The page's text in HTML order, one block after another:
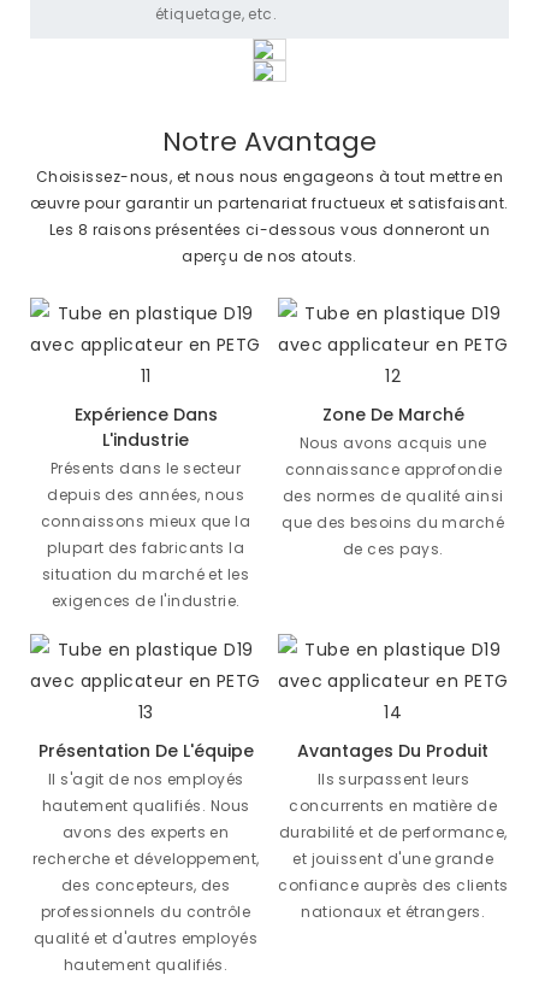
étiquetage, etc.
Notre Avantage
Choisissez-nous, et nous nous engageons à tout mettre en
œuvre pour garantir un partenariat fructueux et satisfaisant.
Les 8 raisons présentées ci-dessous vous donneront un
aperçu de nos atouts.
Expérience Dans
L'industrie
Présents dans le secteur
depuis des années, nous
connaissons mieux que la
plupart des fabricants la
situation du marché et les
exigences de l'industrie.
Zone De Marché
Nous avons acquis une
connaissance approfondie
des normes de qualité ainsi
que des besoins du marché
de ces pays.
Présentation De L'équipe
Il s'agit de nos employés
hautement qualifiés. Nous
avons des experts en
recherche et développement,
des concepteurs, des
professionnels du contrôle
qualité et d'autres employés
hautement qualifiés.
Avantages Du Produit
Ils surpassent leurs
concurrents en matière de
durabilité et de performance,
et jouissent d'une grande
confiance auprès des clients
nationaux et étrangers.